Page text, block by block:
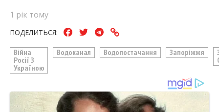
1 рік тому
ПОДЕЛИТЬСЯ:
Війна
Росії З
Україною
Водоканал Водопостачання Запоріжжя